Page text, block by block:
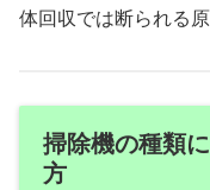
体回収では断られる
掃除機の種類
方